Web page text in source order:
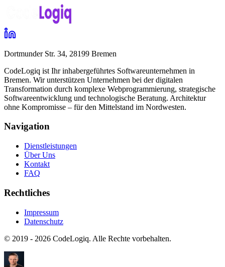
Dortmunder Str. 34, 28199 Bremen
CodeLogiq ist Ihr inhabergeführtes Softwareunternehmen in
Bremen. Wir unterstützen Unternehmen bei der digitalen
Transformation durch komplexe Webprogrammierung, strategische
Softwareentwicklung und technologische Beratung. Architektur
ohne Kompromisse – für den Mittelstand im Nordwesten.
Navigation
Dienstleistungen
Über Uns
Kontakt
FAQ
Rechtliches
Impressum
Datenschutz
© 2019 - 2026 CodeLogiq. Alle Rechte vorbehalten.